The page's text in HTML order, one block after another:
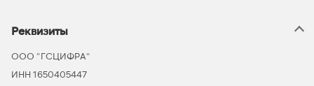
Реквизиты
ООО “ГСЦИФРА”
ИНН 1650405447